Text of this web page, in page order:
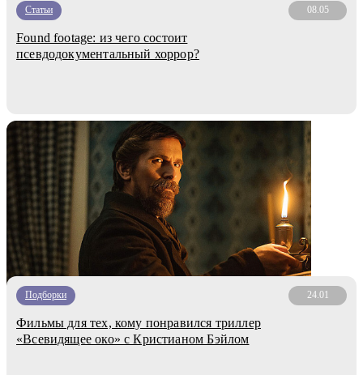
Статьи 08.05
Found footage: из чего состоит
псевдодокументальный хоррор?
Подборки 24.01
Фильмы для тех, кому понравился триллер
«Всевидящее око» с Кристианом Бэйлом